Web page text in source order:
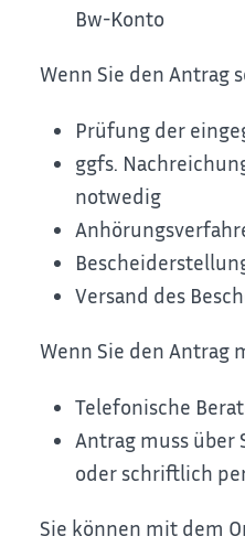
Bw-Konto
Wenn Sie den Antrag
Prüfung der
ggfs.
notwedig
Versand des
Wenn Sie den Antrag
Telefonische
Antrag muss über
oder schriftlich
Sie können mit dem